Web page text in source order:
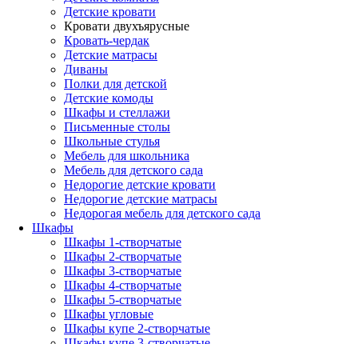
Детские кровати
Кровати двухъярусные
Кровать-чердак
Детские матрасы
Диваны
Полки для детской
Детские комоды
Шкафы и стеллажи
Письменные столы
Школьные стулья
Мебель для школьника
Мебель для детского сада
Недорогие детские кровати
Недорогие детские матрасы
Недорогая мебель для детского сада
Шкафы
Шкафы 1-створчатые
Шкафы 2-створчатые
Шкафы 3-створчатые
Шкафы 4-створчатые
Шкафы 5-створчатые
Шкафы угловые
Шкафы купе 2-створчатые